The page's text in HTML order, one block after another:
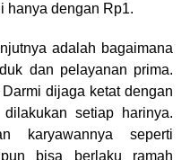
hanya dengan Rp1.
adalah bagaimana
dan pelayanan prima.
dijaga ketat dengan
setiap harinya.
karyawannya seperti
bisa berlaku ramah